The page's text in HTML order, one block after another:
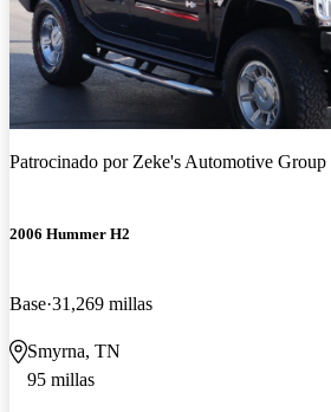
Patrocinado porZeke's Automotive Group
2006 Hummer H2
Base 31,269 millas
Smyrna, TN
95 millas